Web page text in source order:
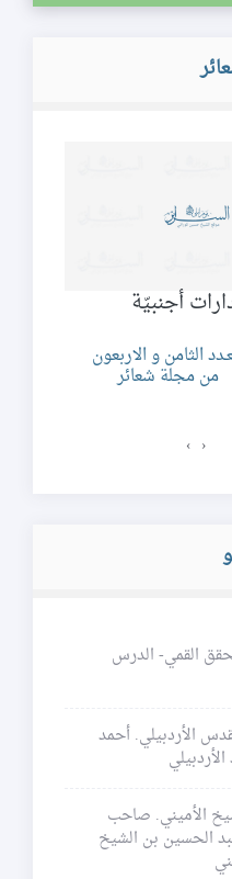
أجنبيّة
الثامن و الاربعون
من مجلة شعائر
‹
›
القمي- الدرس
الأردبيلي. أحمد
الأميني. صاحب
الحسين بن الشيخ